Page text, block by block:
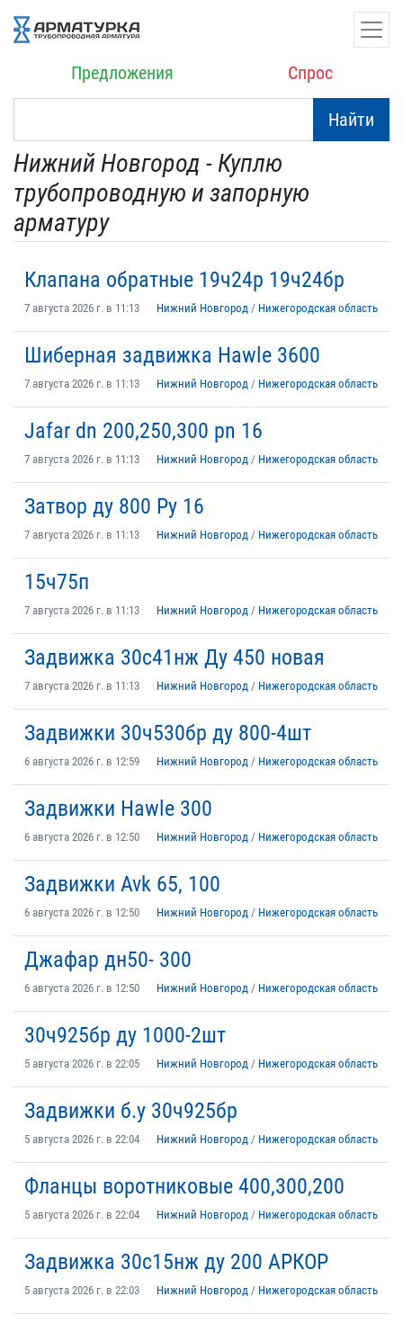
Предложения Спрос
Найти
Нижний Новгород - Куплю
трубопроводную и запорную
арматуру
Клапана обратные 19ч24р 19ч24бр
7 августа 2026 г. в 11:13 Нижний Новгород / Нижегородская область
Шиберная задвижка Hawle 3600
7 августа 2026 г. в 11:13 Нижний Новгород / Нижегородская область
Jafar dn 200,250,300 pn 16
7 августа 2026 г. в 11:13 Нижний Новгород / Нижегородская область
Затвор ду 800 Ру 16
7 августа 2026 г. в 11:13 Нижний Новгород / Нижегородская область
15ч75п
7 августа 2026 г. в 11:13 Нижний Новгород / Нижегородская область
Задвижка 30с41нж Ду 450 новая
7 августа 2026 г. в 11:13 Нижний Новгород / Нижегородская область
Задвижки 30ч530бр ду 800-4шт
6 августа 2026 г. в 12:59 Нижний Новгород / Нижегородская область
Задвижки Hawle 300
6 августа 2026 г. в 12:50 Нижний Новгород / Нижегородская область
Задвижки Avk 65, 100
6 августа 2026 г. в 12:50 Нижний Новгород / Нижегородская область
Джафар дн50- 300
6 августа 2026 г. в 12:50 Нижний Новгород / Нижегородская область
30ч925бр ду 1000-2шт
5 августа 2026 г. в 22:05 Нижний Новгород / Нижегородская область
Задвижки б.у 30ч925бр
5 августа 2026 г. в 22:04 Нижний Новгород / Нижегородская область
Фланцы воротниковые 400,300,200
5 августа 2026 г. в 22:04 Нижний Новгород / Нижегородская область
Задвижка 30с15нж ду 200 АРКОР
5 августа 2026 г. в 22:03 Нижний Новгород / Нижегородская область